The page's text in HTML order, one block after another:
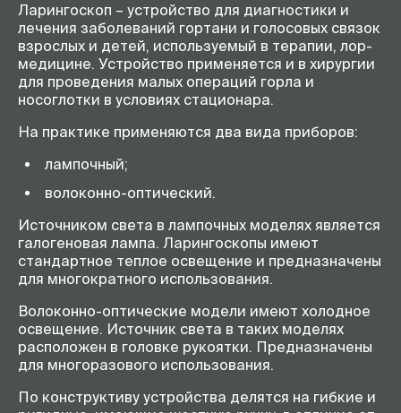
Ларингоскоп – устройство для диагностики и
лечения заболеваний гортани и голосовых связок
взрослых и детей, используемый в терапии, лор-
медицине. Устройство применяется и в хирургии
для проведения малых операций горла и
носоглотки в условиях стационара.
На практике применяются два вида приборов:
лампочный;
волоконно-оптический.
Источником света в лампочных моделях является
галогеновая лампа. Ларингоскопы имеют
стандартное теплое освещение и предназначены
для многократного использования.
Волоконно-оптические модели имеют холодное
освещение. Источник света в таких моделях
расположен в головке рукоятки. Предназначены
для многоразового использования.
По конструктиву устройства делятся на гибкие и